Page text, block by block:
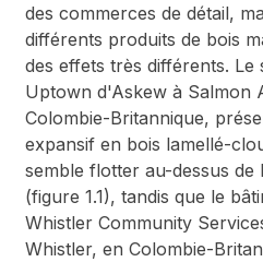
des commerces de détail,
différents produits de bois
des effets très différents. Le
Uptown d'Askew à Salmon
Colombie-Britannique,
expansif en bois lamellé-
semble flotter au-dessus de
(figure 1.1), tandis que le
Whistler Community
Whistler, en Colombie-